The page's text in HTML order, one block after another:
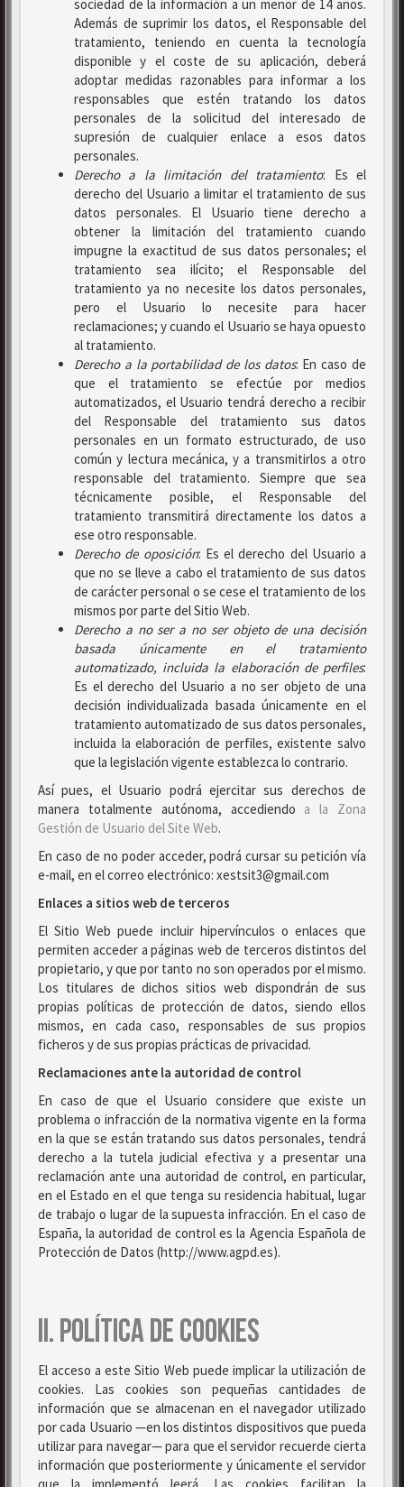
sociedad de la información a un menor de 14 años.
Además de suprimir los datos, el Responsable del
tratamiento, teniendo en cuenta la tecnología
disponible y el coste de su aplicación, deberá
adoptar medidas razonables para informar a los
responsables que estén tratando los datos
personales de la solicitud del interesado de
supresión de cualquier enlace a esos datos
personales.
Derecho a la limitación del tratamiento: Es el
derecho del Usuario a limitar el tratamiento de sus
datos personales. El Usuario tiene derecho a
obtener la limitación del tratamiento cuando
impugne la exactitud de sus datos personales; el
tratamiento sea ilícito; el Responsable del
tratamiento ya no necesite los datos personales,
pero el Usuario lo necesite para hacer
reclamaciones; y cuando el Usuario se haya opuesto
al tratamiento.
Derecho a la portabilidad de los datos: En caso de
que el tratamiento se efectúe por medios
automatizados, el Usuario tendrá derecho a recibir
del Responsable del tratamiento sus datos
personales en un formato estructurado, de uso
común y lectura mecánica, y a transmitirlos a otro
responsable del tratamiento. Siempre que sea
técnicamente posible, el Responsable del
tratamiento transmitirá directamente los datos a
ese otro responsable.
Derecho de oposición: Es el derecho del Usuario a
que no se lleve a cabo el tratamiento de sus datos
de carácter personal o se cese el tratamiento de los
mismos por parte del Sitio Web.
Derecho a no ser a no ser objeto de una decisión
basada únicamente en el tratamiento
automatizado, incluida la elaboración de perfiles:
Es el derecho del Usuario a no ser objeto de una
decisión individualizada basada únicamente en el
tratamiento automatizado de sus datos personales,
incluida la elaboración de perfiles, existente salvo
que la legislación vigente establezca lo contrario.
Así pues, el Usuario podrá ejercitar sus derechos de
manera totalmente autónoma, accediendo a la Zona
Gestión de Usuario del Site Web.
En caso de no poder acceder, podrá cursar su petición vía
e-mail, en el correo electrónico: xestsit3@gmail.com
Enlaces a sitios web de terceros
El Sitio Web puede incluir hipervínculos o enlaces que
permiten acceder a páginas web de terceros distintos del
propietario, y que por tanto no son operados por el mismo.
Los titulares de dichos sitios web dispondrán de sus
propias políticas de protección de datos, siendo ellos
mismos, en cada caso, responsables de sus propios
ficheros y de sus propias prácticas de privacidad.
Reclamaciones ante la autoridad de control
En caso de que el Usuario considere que existe un
problema o infracción de la normativa vigente en la forma
en la que se están tratando sus datos personales, tendrá
derecho a la tutela judicial efectiva y a presentar una
reclamación ante una autoridad de control, en particular,
en el Estado en el que tenga su residencia habitual, lugar
de trabajo o lugar de la supuesta infracción. En el caso de
España, la autoridad de control es la Agencia Española de
Protección de Datos (http://www.agpd.es).
II. POLÍTICA DE COOKIES
El acceso a este Sitio Web puede implicar la utilización de
cookies. Las cookies son pequeñas cantidades de
información que se almacenan en el navegador utilizado
por cada Usuario —en los distintos dispositivos que pueda
utilizar para navegar— para que el servidor recuerde cierta
información que posteriormente y únicamente el servidor